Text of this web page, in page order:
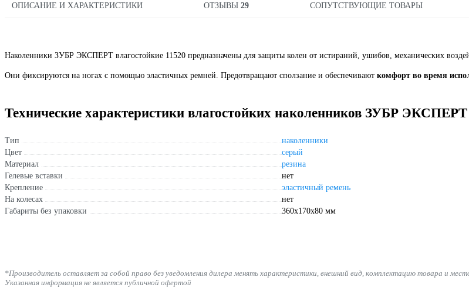
ОПИСАНИЕ И ХАРАКТЕРИСТИКИ ОТЗЫВЫ29 СОПУТСТВУЮЩИЕ ТОВАРЫ
Наколенники ЗУБР ЭКСПЕРТ влагостойкие 11520 предназначены для защиты колен от истираний, ушибов, механических
Они фиксируются на ногах с помощью эластичных ремней. Предотвращают сползание и обеспечивают комфорт во время
Технические характеристики влагостойких наколенников ЗУБР ЭКСПЕРТ
Тип
наколенники
Цвет
серый
Материал
резина
Гелевые вставки
нет
Крепление
эластичный ремень
На колесах
нет
Габариты без упаковки
360x170x80 мм
*Производитель оставляет за собой право без уведомления дилера менять характеристики, внешний вид, комплектацию товара и
Указанная информация не является публичной офертой